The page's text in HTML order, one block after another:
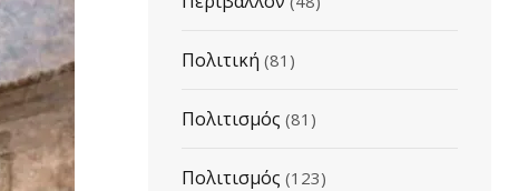
Πολιτική (81)
Πολιτισμός (81)
Πολιτισμός (123)